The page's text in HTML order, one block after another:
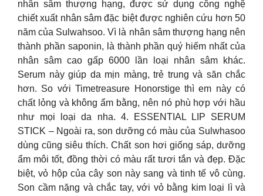
nhân sâm thượng hạng, được sử dụng công nghệ
chiết xuất nhân sâm đặc biệt được nghiên cứu hơn 50
năm của Sulwahsoo. Vì là nhân sâm thượng hạng nên
thành phần saponin, là thành phần quý hiếm nhất của
nhân sâm cao gấp 6000 lần loại nhân sâm khác.
Serum này giúp da mịn màng, trẻ trung và săn chắc
hơn. So với Timetreasure Honorstige thì em này có
chất lỏng và không ẩm bằng, nên nó phù hợp với hầu
như mọi loại da nha. 4. ESSENTIAL LIP SERUM
STICK – Ngoài ra, son dưỡng có màu của Sulwhasoo
dùng cũng siêu thích. Chất son hơi giống sáp, dưỡng
ẩm môi tốt, đồng thời có màu rất tươi tắn và đẹp. Đặc
biệt, vỏ hộp của cây son này sang và tinh tế vô cùng.
Son cầm nặng và chắc tay, với vỏ bằng kim loại lì và